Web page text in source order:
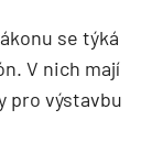
se týká
V nich mají
pro výstavbu